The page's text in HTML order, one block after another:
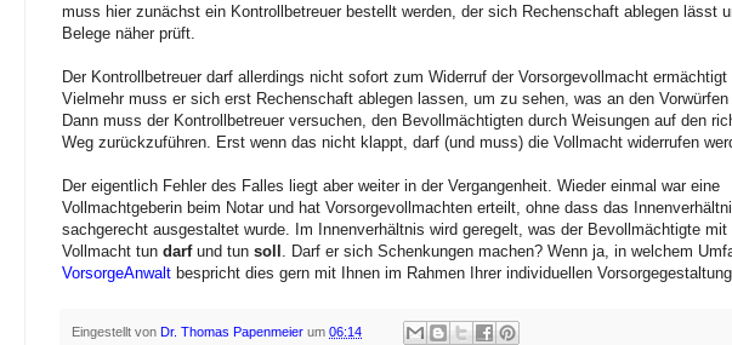
muss hier zunächst ein Kontrollbetreuer bestellt werden, der sich Rechenschaft ablegen lässt
Belege näher prüft.
Der Kontrollbetreuer darf allerdings nicht sofort zum Widerruf der Vorsorgevollmacht ermächtigt
Vielmehr muss er sich erst Rechenschaft ablegen lassen, um zu sehen, was an den Vorwürfen
Dann muss der Kontrollbetreuer versuchen, den Bevollmächtigten durch Weisungen auf den
Weg zurückzuführen. Erst wenn das nicht klappt, darf (und muss) die Vollmacht widerrufen
Der eigentlich Fehler des Falles liegt aber weiter in der Vergangenheit. Wieder einmal war eine
Vollmachtgeberin beim Notar und hat Vorsorgevollmachten erteilt, ohne dass das
sachgerecht ausgestaltet wurde. Im Innenverhältnis wird geregelt, was der Bevollmächtigte mit
Vollmacht tun darfund tun soll . Darf er sich Schenkungen machen? Wenn ja, in welchem
VorsorgeAnwalt bespricht dies gern mit Ihnen im Rahmen Ihrer individuellen Vorsorgegestaltung.
Eingestellt von Dr. Thomas Papenmeier um 06:14